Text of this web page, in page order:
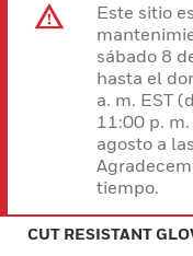
Este sitio
sábado 8
hasta el
a. m. EST
11:00 p.
agosto a
tiempo.
CUT RESISTANT